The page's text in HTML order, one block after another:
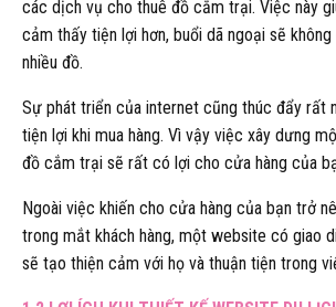
các dịch vụ cho thuê đồ cắm trại. Việc này
cảm thấy tiện lợi hơn, buổi dã ngoại sẽ
nhiều đồ.
Sự phát triển của internet cũng thúc đẩy rất
tiện lợi khi mua hàng. Vì vậy việc xây dưng
đồ cắm trại sẽ rất có lợi cho cửa hàng của
Ngoài việc khiến cho cửa hàng của bạn trở
trong mắt khách hàng, một website có giao
sẽ tạo thiện cảm với họ và thuận tiện trong